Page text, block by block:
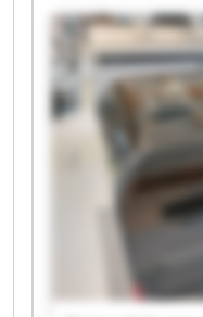
GME Rütger
Hülsermann GME
Rütger
GME Rütger
Hülsermann
Rütger
GME Rütger
Hülsermann GME